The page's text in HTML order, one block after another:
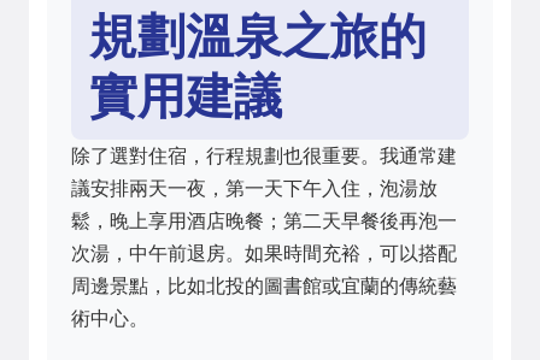
規劃溫泉之旅的
實用建議
除了選對住宿，行程規劃也很重要。我通常建
議安排兩天一夜，第一天下午入住，泡湯放
鬆，晚上享用酒店晚餐；第二天早餐後再泡一
次湯，中午前退房。如果時間充裕，可以搭配
周邊景點，比如北投的圖書館或宜蘭的傳統藝
術中心。